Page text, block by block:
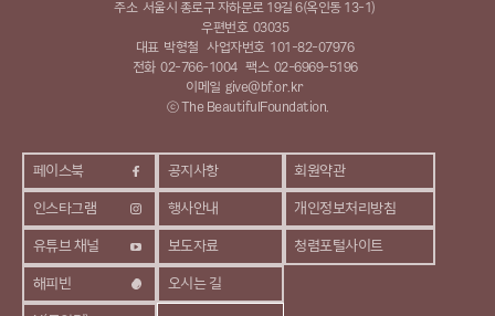
페이스북
인스타그램
유튜브 채널
해피빈
공지사항
행사안내
보도자료
오시는 길
회원약관
개인정보처리방침
청렴포털사이트
주소 서울시 종로구 자하문로 19길 6(옥인동 13-1)
우편번호 03035
대표 박형철 사업자번호 101-82-07976
전화 02-766-1004 팩스 02-6969-5196
이메일 give@bf.or.kr
ⓒ The BeautifulFoundation.